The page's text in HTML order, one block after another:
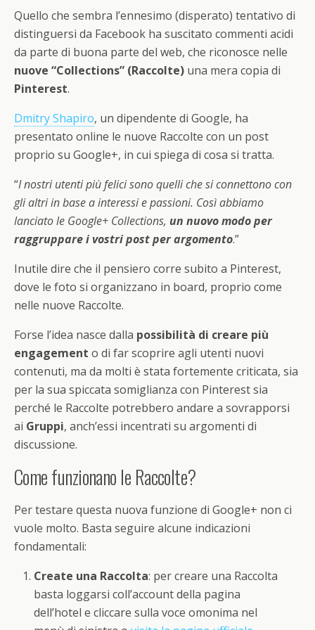
Quello che sembra l’ennesimo (disperato) tentativo di
distinguersi da Facebook ha suscitato commenti acidi
da parte di buona parte del web, che riconosce nelle
nuove “Collections” (Raccolte) una mera copia di
Pinterest.
Dmitry Shapiro, un dipendente di Google, ha
presentato online le nuove Raccolte con un post
proprio su Google+, in cui spiega di cosa si tratta.
“I nostri utenti più felici sono quelli che si connettono con
gli altri in base a interessi e passioni. Così abbiamo
lanciato le Google+ Collections, un nuovo modo per
raggruppare i vostri post per argomento.”
Inutile dire che il pensiero corre subito a Pinterest,
dove le foto si organizzano in board, proprio come
nelle nuove Raccolte.
Forse l’idea nasce dalla possibilità di creare più
engagement o di far scoprire agli utenti nuovi
contenuti, ma da molti è stata fortemente criticata, sia
per la sua spiccata somiglianza con Pinterest sia
perché le Raccolte potrebbero andare a sovrapporsi
ai Gruppi, anch’essi incentrati su argomenti di
discussione.
Come funzionano le Raccolte?
Per testare questa nuova funzione di Google+ non ci
vuole molto. Basta seguire alcune indicazioni
fondamentali:
Create una Raccolta: per creare una Raccolta
basta loggarsi coll’account della pagina
dell’hotel e cliccare sulla voce omonima nel